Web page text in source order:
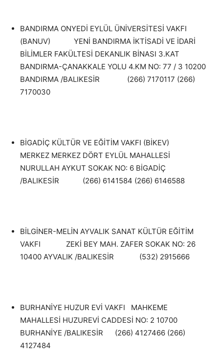
BANDIRMA ONYEDİ EYLÜL ÜNİVERSİTESİ VAKFI
(BANUV) YENİ BANDIRMA İKTİSADİ VE İDARİ
BİLİMLER FAKÜLTESİ DEKANLIK BİNASI 3.KAT
BANDIRMA-ÇANAKKALE YOLU 4.KM NO: 77 / 3 10200
BANDIRMA /BALIKESİR (266) 7170117 (266)
7170030
BİGADİÇ KÜLTÜR VE EĞİTİM VAKFI (BİKEV)
MERKEZ MERKEZ DÖRT EYLÜL MAHALLESİ
NURULLAH AYKUT SOKAK NO: 6 BİGADİÇ
/BALIKESİR (266) 6141584 (266) 6146588
BİLGİNER-MELİN AYVALIK SANAT KÜLTÜR EĞİTİM
VAKFI ZEKİ BEY MAH. ZAFER SOKAK NO: 26
10400 AYVALIK /BALIKESİR (532) 2915666
BURHANİYE HUZUR EVİ VAKFI MAHKEME
MAHALLESİ HUZUREVİ CADDESİ NO: 2 10700
BURHANİYE /BALIKESİR (266) 4127466 (266)
4127484